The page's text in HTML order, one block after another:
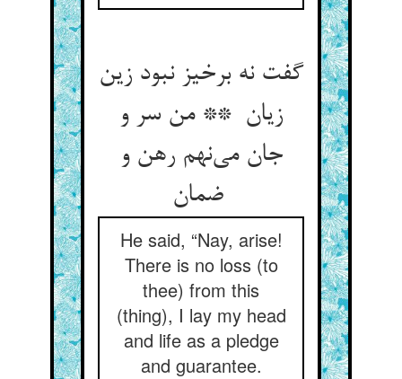
گفت نه برخیز نبود زین
زیان ** من سر و
جان می‌نهم رهن و
ضمان
He said, “Nay, arise!
There is no loss (to
thee) from this
(thing), I lay my head
and life as a pledge
and guarantee.